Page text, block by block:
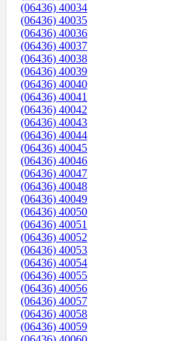
(06436) 40034
(06436) 40035
(06436) 40036
(06436) 40037
(06436) 40038
(06436) 40039
(06436) 40040
(06436) 40041
(06436) 40042
(06436) 40043
(06436) 40044
(06436) 40045
(06436) 40046
(06436) 40047
(06436) 40048
(06436) 40049
(06436) 40050
(06436) 40051
(06436) 40052
(06436) 40053
(06436) 40054
(06436) 40055
(06436) 40056
(06436) 40057
(06436) 40058
(06436) 40059